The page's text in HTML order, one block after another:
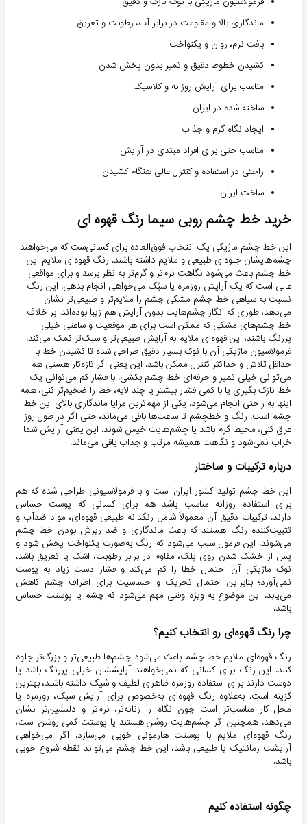
ماندگاری بالا و مقاومت در برابر آب، رطوبت و تعریق
بافت نرم، روان و یکنواخت
کشیدن خطوط دقیق و تمیز بدون پخش شدن
مناسب برای آرایش روزانه و کلاسیک
ساخته شده در ایران
ایجاد نگاه گرم و جذاب
مناسب حتی برای افراد مبتدی در آرایش
راحتی در استفاده و کنترل عالی هنگام کشیدن
ساخت ایران
خرید خط چشم روبی سیما رنگ قهوه ای
این خط چشم ماژیکی یک انتخاب فوق‌العاده برای کسانی‌ست که می‌خواهند
چشم‌هایشان جلوه‌ای طبیعی و ملایم داشته باشند. رنگ قهوه‌ای ملایم این
خط چشم باعث می‌شود نگاهت نرم‌تر و گرم‌تر به نظر برسد و برای مواقعی
عالی است که یک آرایش روزمره یا سبُک می‌خواهی انجام بدهی. این رنگ
نسبت به سیاهی خط چشم مشکی چشم را ملایم‌تر و طبیعی‌تر نشان
می‌دهد، طوری که انگار چشم‌هایت بدون آرایش هم زیبا بوده‌اند. بر خلاف
خط چشم‌های مشکی که ممکن است برای هر موقعیت و ساعتی خیلی
پررنگ باشند، این قهوه‌ای ملایم به آرایش طبیعی‌تر و سبک‌تر کمک می‌کند.
فرمولاسیون ماژیکی آن با نوک بسیار دقیق طراحی شده تا کشیدن خط با
حداقل تلاش و حداکثر کنترل ممکن باشد. این یعنی اگر تازه‌کار هستی هم
می‌توانی خیلی تمیز و حرفه‌ای خط چشم بکشی. با فشار کم می‌توانی یک
خط نازک بگیری یا با کمی فشار بیشتر یا چند لایه، خط را ضخیم‌تر کنی، همه
اینها به راحتی انجام می‌شود. یکی از مهم‌ترین مزایا ماندگاری بالای این خط
چشم است. رنگ و خطچشم تا ساعت‌ها باقی می‌ماند، حتی اگر در طول روز
عرق کنی، محیط گرم باشد یا چشم‌هایت خیس شوند. این یعنی آرایش شما
خراب نمی‌شود و نگاهت همیشه مرتب و جذاب باقی می‌ماند.
درباره ترکیبات و ساختار
این خط چشم تولید کشور ایران است و با فرمولاسیونی طراحی شده که هم
برای استفاده روزانه مناسب باشد هم برای کسانی که پوست حساس
دارند. ترکیبات دقیق آن معمولاً شامل رنگدانه طبیعی قهوه‌ای، مواد ضدآب و
تثبیت‌کننده رنگ هستند که باعث ماندگاری و ضد ریزش بودن خط چشم
می‌شوند. این فرمول سبب می‌شود که رنگ به‌صورت یکنواخت پخش شود و
پس از خشک شدن روی پلک، مقاوم در برابر رطوبت، اشک یا تعریق باشد.
نوک ماژیکی آن احتمال خطا را کم می‌کند و فشار دست زیاد به پوست
نمی‌آورد؛ بنابراین احتمال تحریک و حساسیت برای اطراف چشم کاهش
می‌یابد. این موضوع به ویژه وقتی مهم می‌شود که چشم یا پوستت حساس
باشد.
چرا رنگ قهوه‌ای رو انتخاب کنیم؟
رنگ قهوه‌ای ملایم خط چشم باعث می‌شود چشم‌ها طبیعی‌تر و بزرگ‌تر جلوه
کنند. این رنگ برای کسانی که نمی‌خواهند آرایششان خیلی پررنگ باشد یا
دوست دارند برای استفاده روزمره ظاهری لطیف و شیک داشته باشند، بهترین
گزینه است. به‌علاوه رنگ قهوه‌ای به‌خصوص برای آرایش سبک، روزمره یا
محل کار مناسب‌تر است چون نگاه را زنانه‌تر، نرم‌تر و دلنشین‌تر نشان
می‌دهد. همچنین اگر چشم‌هایت روشن هستند یا پوستت کمی روشن است،
رنگ قهوه‌ای ملایم با پوستت هارمونی خوبی می‌سازد. اگر می‌خواهی
آرایشت رمانتیک یا طبیعی باشد، این خط چشم می‌تواند نقطه شروع خوبی
باشد.
چگونه استفاده کنیم